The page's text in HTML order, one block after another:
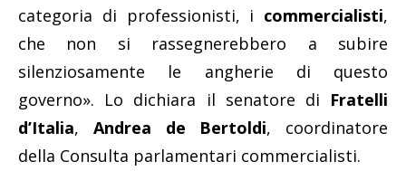
categoria di professionisti, i commercialisti,
che non si rassegnerebbero a subire
silenziosamente le angherie di questo
governo». Lo dichiara il senatore di Fratelli
d’Italia, Andrea de Bertoldi, coordinatore
della Consulta parlamentari commercialisti.